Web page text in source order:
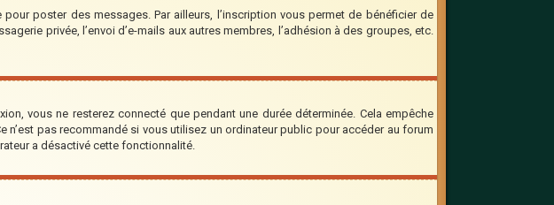
poster des messages. Par ailleurs, l’inscription vous permet de bénéficier de
privée, l’envoi d’e-mails aux autres membres, l’adhésion à des groupes, etc.
vous ne resterez connecté que pendant une durée déterminée. Cela empêche
pas recommandé si vous utilisez un ordinateur public pour accéder au forum
a désactivé cette fonctionnalité.